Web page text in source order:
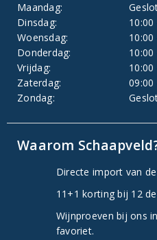
Maandag:
Dinsdag:
Woensdag:
Donderdag:
Vrijdag:
Zaterdag:
09:00
Zondag:
Waarom
Directe import van
11+1 korting bij 12
Wijnproeven bij ons
favoriet.